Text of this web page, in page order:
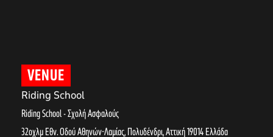
VENUE
Riding School
Riding School - Σχολή Ασφαλούς
32οχλμ Εθν. Οδού Αθηνών-Λαμίας, Πολυδένδρι,Αττική19014Ελλάδα